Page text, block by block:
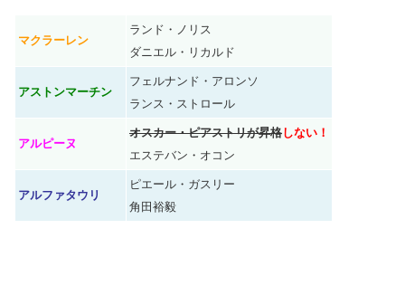
マクラーレン
ランド・ノリス
ダニエル・リカルド
アストンマーチン
フェルナンド・アロンソ
ランス・ストロール
アルピーヌ
オスカー・ピアストリが昇格しない！
エステバン・オコン
アルファタウリ
ピエール・ガスリー
角田裕毅